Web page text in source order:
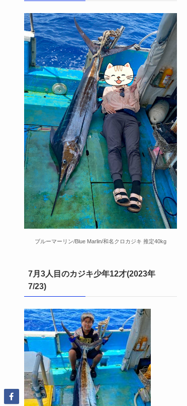
ブルーマーリン/Blue Marlin/和名クロカジキ 推定40kg
7月3人目のカジキ少年12才(2023年
7/23)